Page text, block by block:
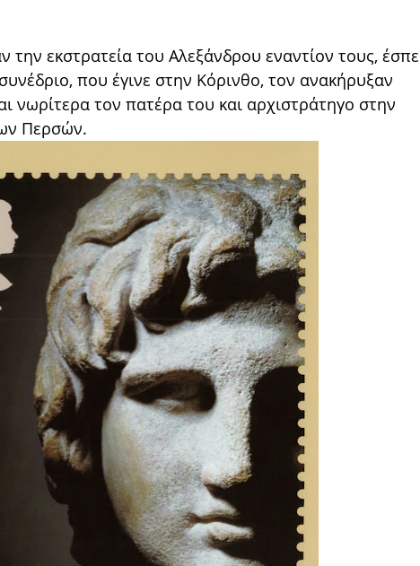
εκστρατεία του Αλεξάνδρου εναντίον τους,
που έγινε στην Κόρινθο, τον ανακήρυξαν
νωρίτερα τον πατέρα του και αρχιστράτηγο στην
Περσών.